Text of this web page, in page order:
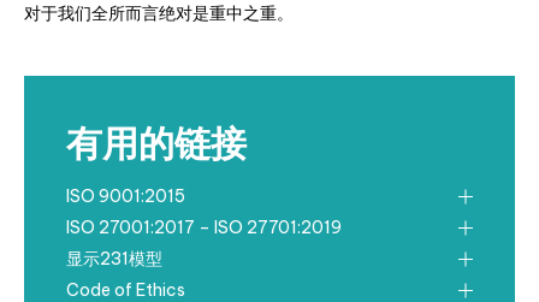
对于我们全所而言绝对是重中之重。
有用的链接
ISO 9001:2015
ISO 27001:2017 – ISO 27701:2019
显示231模型
Code of Ethics